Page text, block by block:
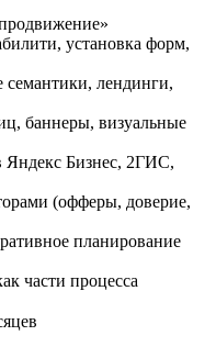
установка форм,
лендинги,
баннеры, визуальные
Яндекс Бизнес, 2ГИС,
(офферы, доверие,
планирование
части процесса